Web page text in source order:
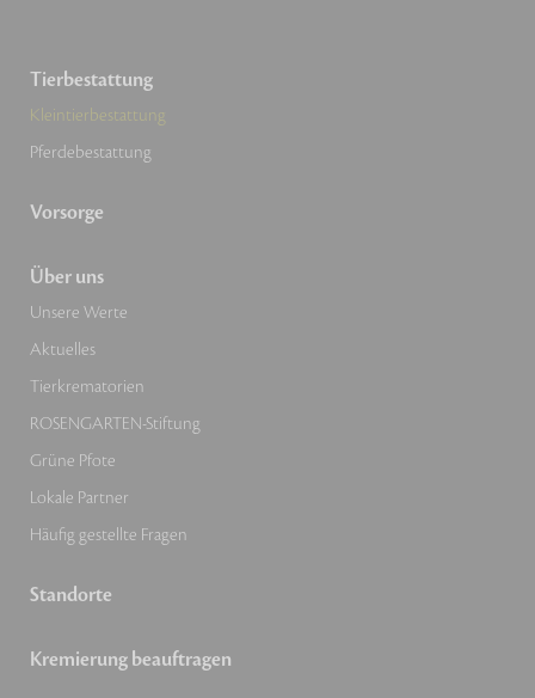
Tierbestattung
Kleintierbestattung
Pferdebestattung
Vorsorge
Über uns
Unsere Werte
Aktuelles
Tierkrematorien
ROSENGARTEN-Stiftung
Grüne Pfote
Lokale Partner
Häufig gestellte Fragen
Standorte
Kremierung beauftragen